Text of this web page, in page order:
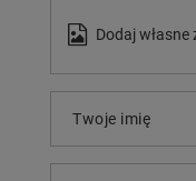
Dodaj
Twoje imię